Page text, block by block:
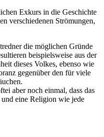
Exkurs in die Geschichte
verschiedenen Strömungen,
die möglichen Gründe
beispielsweise aus der
dieses Volkes, ebenso wie
gegenüber den für viele
aber noch einmal, dass das
eine Religion wie jede